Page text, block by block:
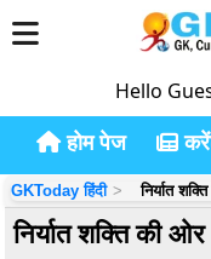
Hello
होम पेज
GKToday हिंदी निर्यात
निर्यात शक्ति की